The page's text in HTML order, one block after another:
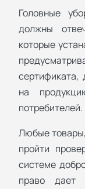
Головные
должны
которые
сертификата,
на
потребителей.
Любые
пройти
системе
право дает